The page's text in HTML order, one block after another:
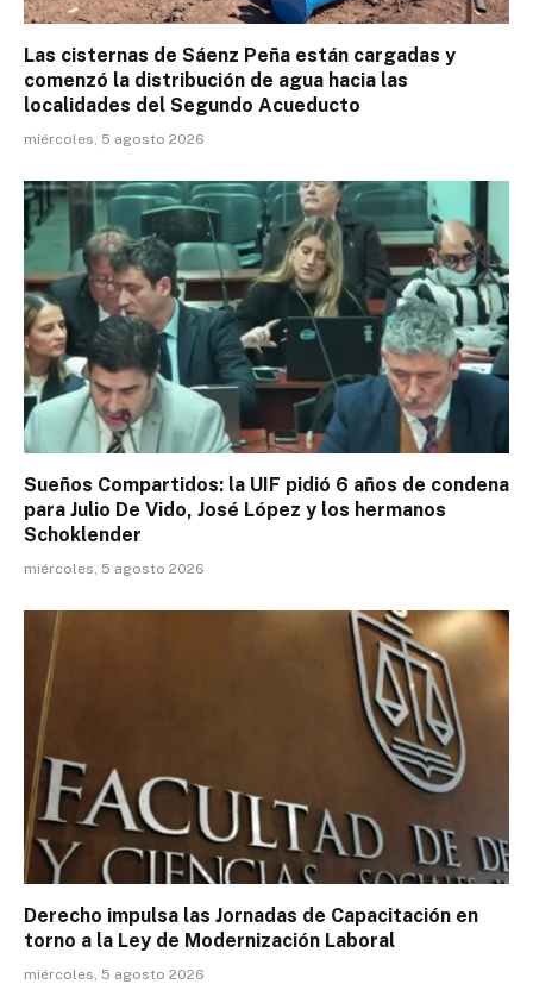
Las cisternas de Sáenz Peña están cargadas y
comenzó la distribución de agua hacia las
localidades del Segundo Acueducto
miércoles, 5 agosto 2026
Sueños Compartidos: la UIF pidió 6 años de condena
para Julio De Vido, José López y los hermanos
Schoklender
miércoles, 5 agosto 2026
Derecho impulsa las Jornadas de Capacitación en
torno a la Ley de Modernización Laboral
miércoles, 5 agosto 2026